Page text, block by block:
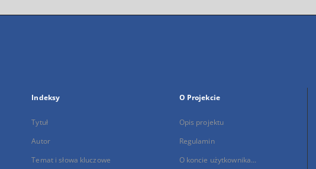
Indeksy
Tytuł
Autor
Temat i słowa kluczowe
O Projekcie
Opis projektu
Regulamin
O koncie użytkownika...